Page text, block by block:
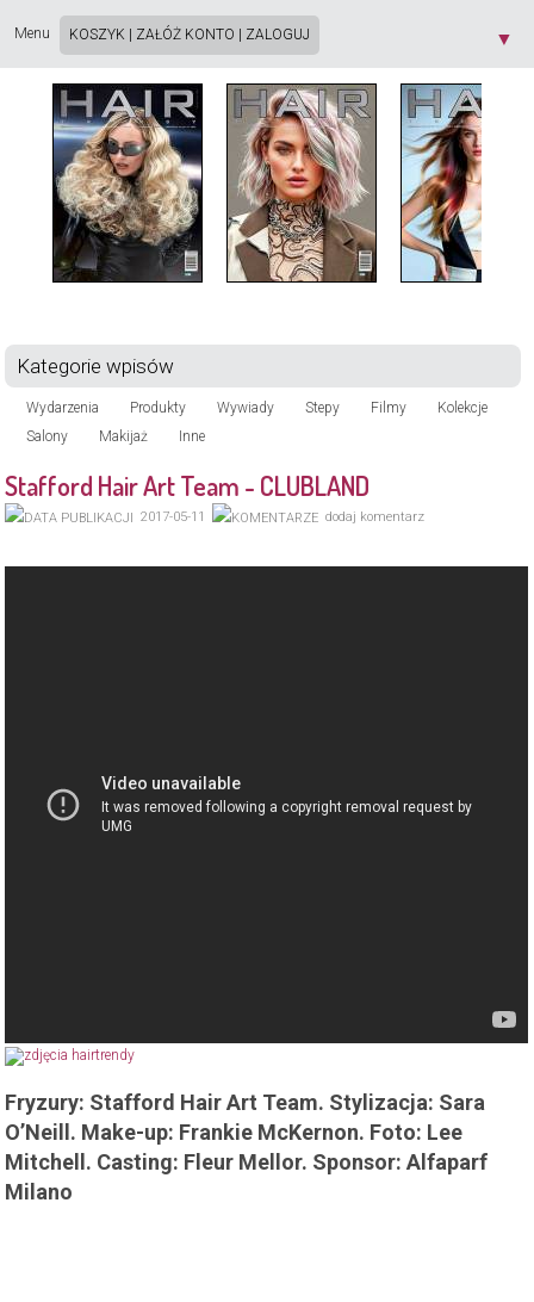
Menu ▼
KOSZYK ZAŁÓŻ KONTO ZALOGUJ
Kategorie wpisów
Wydarzenia Produkty Wywiady Stepy Filmy
Kolekcje
Salony
Makijaż Inne
Stafford Hair Art Team - CLUBLAND
2017-05-11 dodaj komentarz
Fryzury: Stafford Hair Art Team. Stylizacja: Sara
O’Neill. Make-up: Frankie McKernon. Foto: Lee
Mitchell. Casting: Fleur Mellor. Sponsor: Alfaparf
Milano
cookie, zgodnie z aktualnymi ustawieniami przeglądarki. Dowiedz się więcej o
Prywatności [X]